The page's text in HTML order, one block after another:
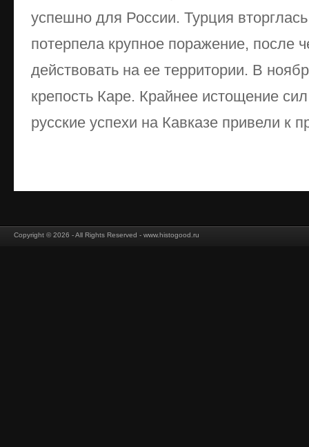
успешно для России. Турция
потерпела крупное поражение, после
действовать на ее территории. В
крепость Каре. Крайнее истощение
русские успехи на Кавказе привели к
Copyright © 2026 - All Rights Reserved - www.histogood.ru